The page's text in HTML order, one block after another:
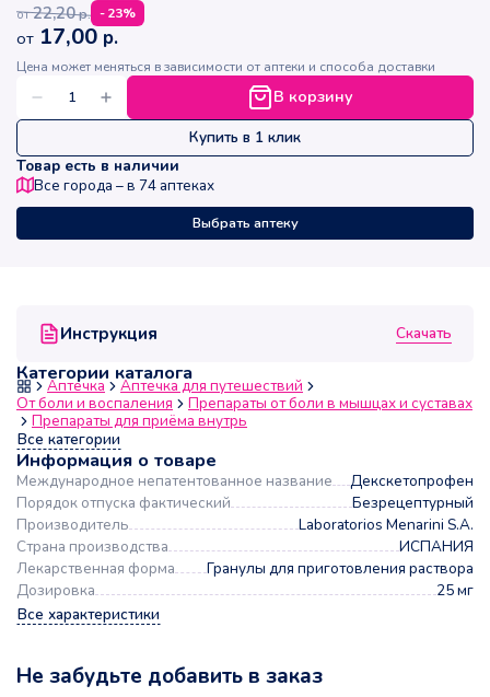
Инструкция Скачать
Категории каталога
Аптечка
Аптечка для путешествий
От боли и воспаления
Препараты от боли в мышцах и суставах
Препараты для приёма внутрь
Все категории
Информация о товаре
Международное непатентованное название
Декскетопрофен
Порядок отпуска фактический
Безрецептурный
Производитель
Laboratorios Menarini S.A.
Страна производства
ИСПАНИЯ
Лекарственная форма
Гранулы для приготовления раствора
Дозировка
25 мг
Все характеристики
Не забудьте добавить в заказ
от 22,20р. -23%
от 17,00 р.
Цена может меняться в зависимости от аптеки и способа доставки
В корзину
Купить в 1 клик
Товар есть в наличии
Все города – в 74 аптеках
Выбрать аптеку